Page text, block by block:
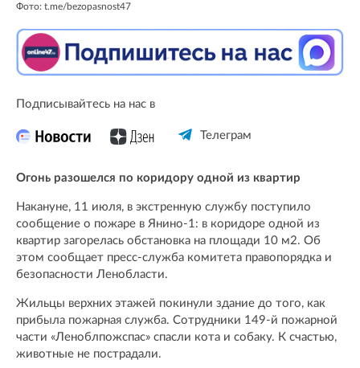
Фото: t.me/bezopasnost47
Подписывайтесь на нас в
Телеграм
Огонь разошелся по коридору одной из квартир
Накануне, 11 июля, в экстренную службу поступило
сообщение о пожаре в Янино-1: в коридоре одной из
квартир загорелась обстановка на площади 10 м2. Об
этом сообщает пресс-служба комитета правопорядка и
безопасности Ленобласти.
Жильцы верхних этажей покинули здание до того, как
прибыла пожарная служба. Сотрудники 149-й пожарной
части «Леноблпожспас» спасли кота и собаку. К счастью,
животные не пострадали.